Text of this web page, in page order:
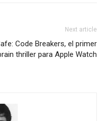
Next article
Code Breakers, el primer
thriller para Apple Watch